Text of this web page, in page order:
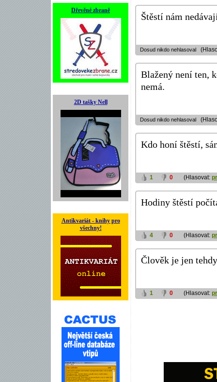
Dřevěné zbraně
2D tašky Nell
Antikvariát - knihy pro
všechny!
Štěstí nám
Dosud nikdo nehlasoval
Blažený není ten,
nemá.
Dosud nikdo nehlasoval
Kdo honí štěstí,
1 0 (Hlasovat:
Hodiny štěstí
4 0 (Hlasovat:
Člověk je jen
1 0 (Hlasovat: